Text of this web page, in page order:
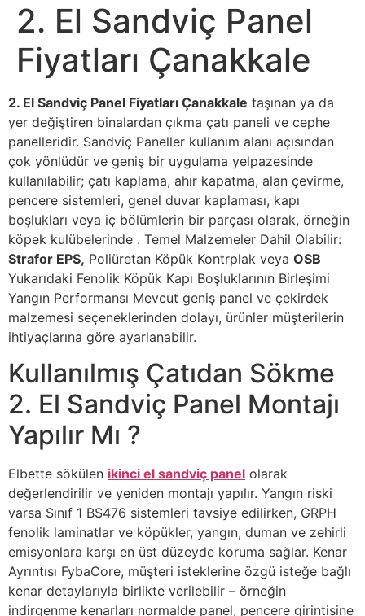
2. El Sandviç Panel
Fiyatları Çanakkale
2. El Sandviç Panel Fiyatları Çanakkale taşınan ya da
yer değiştiren binalardan çıkma çatı paneli ve cephe
panelleridir. Sandviç Paneller kullanım alanı açısından
çok yönlüdür ve geniş bir uygulama yelpazesinde
kullanılabilir; çatı kaplama, ahır kapatma, alan çevirme,
pencere sistemleri, genel duvar kaplaması, kapı
boşlukları veya iç bölümlerin bir parçası olarak, örneğin
köpek kulübelerinde . Temel Malzemeler Dahil Olabilir:
Strafor EPS, Poliüretan Köpük Kontrplak veya OSB
Yukarıdaki Fenolik Köpük Kapı Boşluklarının Birleşimi
Yangın Performansı Mevcut geniş panel ve çekirdek
malzemesi seçeneklerinden dolayı, ürünler müşterilerin
ihtiyaçlarına göre ayarlanabilir.
Kullanılmış Çatıdan Sökme
2. El Sandviç Panel Montajı
Yapılır Mı ?
Elbette sökülen ikinci el sandviç panel olarak
değerlendirilir ve yeniden montajı yapılır. Yangın riski
varsa Sınıf 1 BS476 sistemleri tavsiye edilirken, GRPH
fenolik laminatlar ve köpükler, yangın, duman ve zehirli
emisyonlara karşı en üst düzeyde koruma sağlar. Kenar
Ayrıntısı FybaCore, müşteri isteklerine özgü isteğe bağlı
kenar detaylarıyla birlikte verilebilir – örneğin
indirgenme kenarları normalde panel, pencere girintisine